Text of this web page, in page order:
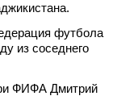
футбола
из соседнего
ФИФА Дмитрий